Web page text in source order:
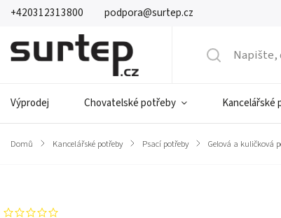
+420312313800 podpora@surtep.cz
Výprodej Chovatelské potřeby Kancelářské
Domů / Kancelářské potřeby / Psací potřeby / Gelová a kuličková